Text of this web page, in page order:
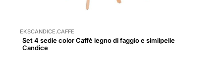
EKSCANDICE.CAFFE
Set 4 sedie color Caffè legno di faggio e similpelle
Candice